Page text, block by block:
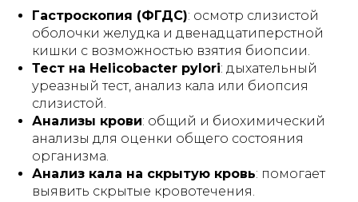
Гастроскопия (ФГДС): осмотр слизистой
оболочки желудка и двенадцатиперстной
кишки с возможностью взятия биопсии.
Тест на Helicobacter pylori: дыхательный
уреазный тест, анализ кала или биопсия
слизистой.
Анализы крови: общий и биохимический
анализы для оценки общего состояния
организма.
Анализ кала на скрытую кровь: помогает
выявить скрытые кровотечения.